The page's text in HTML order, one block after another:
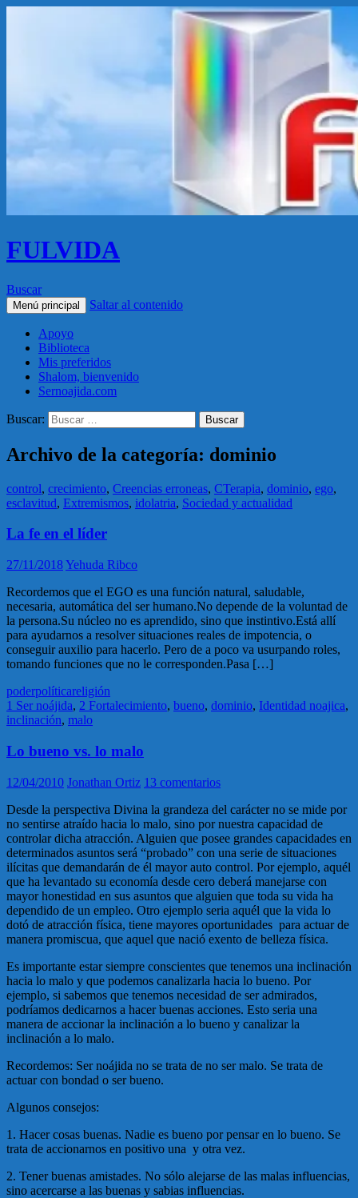
FULVIDA
Buscar
Menú principal Saltar al contenido
Apoyo
Biblioteca
Mis preferidos
Shalom, bienvenido
Sernoajida.com
Buscar:
Archivo de la categoría: dominio
control, crecimiento, Creencias erroneas, CTerapia, dominio, ego,
esclavitud, Extremismos, idolatria, Sociedad y actualidad
La fe en el líder
27/11/2018Yehuda Ribco
Recordemos que el EGO es una función natural, saludable,
necesaria, automática del ser humano.No depende de la voluntad de
la persona.Su núcleo no es aprendido, sino que instintivo.Está allí
para ayudarnos a resolver situaciones reales de impotencia, o
conseguir auxilio para hacerlo. Pero de a poco va usurpando roles,
tomando funciones que no le corresponden.Pasa […]
poderpolíticareligión
1 Ser noájida, 2 Fortalecimiento, bueno, dominio, Identidad noajica,
inclinación, malo
Lo bueno vs. lo malo
12/04/2010 Jonathan Ortiz 13 comentarios
Desde la perspectiva Divina la grandeza del carácter no se mide por
no sentirse atraído hacia lo malo, sino por nuestra capacidad de
controlar dicha atracción. Alguien que posee grandes capacidades en
determinados asuntos será “probado” con una serie de situaciones
ilícitas que demandarán de él mayor auto control. Por ejemplo, aquél
que ha levantado su economía desde cero deberá manejarse con
mayor honestidad en sus asuntos que alguien que toda su vida ha
dependido de un empleo. Otro ejemplo seria aquél que la vida lo
dotó de atracción física, tiene mayores oportunidades para actuar de
manera promiscua, que aquel que nació exento de belleza física.
Es importante estar siempre conscientes que tenemos una inclinación
hacia lo malo y que podemos canalizarla hacia lo bueno. Por
ejemplo, si sabemos que tenemos necesidad de ser admirados,
podríamos dedicarnos a hacer buenas acciones. Esto seria una
manera de accionar la inclinación a lo bueno y canalizar la
inclinación a lo malo.
Recordemos: Ser noájida no se trata de no ser malo. Se trata de
actuar con bondad o ser bueno.
Algunos consejos:
1. Hacer cosas buenas. Nadie es bueno por pensar en lo bueno. Se
trata de accionarnos en positivo una y otra vez.
2. Tener buenas amistades. No sólo alejarse de las malas influencias,
sino acercarse a las buenas y sabias influencias.